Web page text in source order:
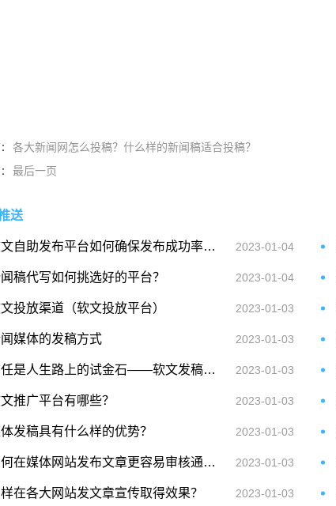
各大新闻网怎么投稿？什么样的新闻稿适合投稿？
最后一页
送
软文自助发布平台如何确保发布成功率高？ 2023-01-04
稿代写如何挑选好的平台？ 2023-01-04
投放渠道（软文投放平台） 2023-01-03
媒体的发稿方式 2023-01-03
信任是人生路上的试金石——软文发稿网值得信任 2023-01-03
推广平台有哪些？ 2023-01-03
发稿具有什么样的优势？ 2023-01-03
如何在媒体网站发布文章更容易审核通过？ 2023-01-03
在各大网站发文章宣传取得效果？ 2023-01-03